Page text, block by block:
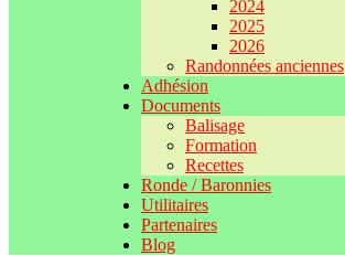
2024
2025
2026
Randonnées anciennes
Adhésion
Documents
Balisage
Formation
Recettes
Ronde / Baronnies
Utilitaires
Partenaires
Blog